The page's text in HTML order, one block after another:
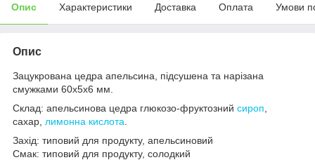
Опис Характеристики Доставка Оплата Умови
Опис
Зацукрована цедра апельсина, підсушена та нарізана
смужками 60х5х6 мм.
Склад: апельсинова цедра глюкозо-фруктозний сироп
сахар, лимонна кислота
Захід: типовий для продукту, апельсиновий
Смак: типовий для продукту, солодкий